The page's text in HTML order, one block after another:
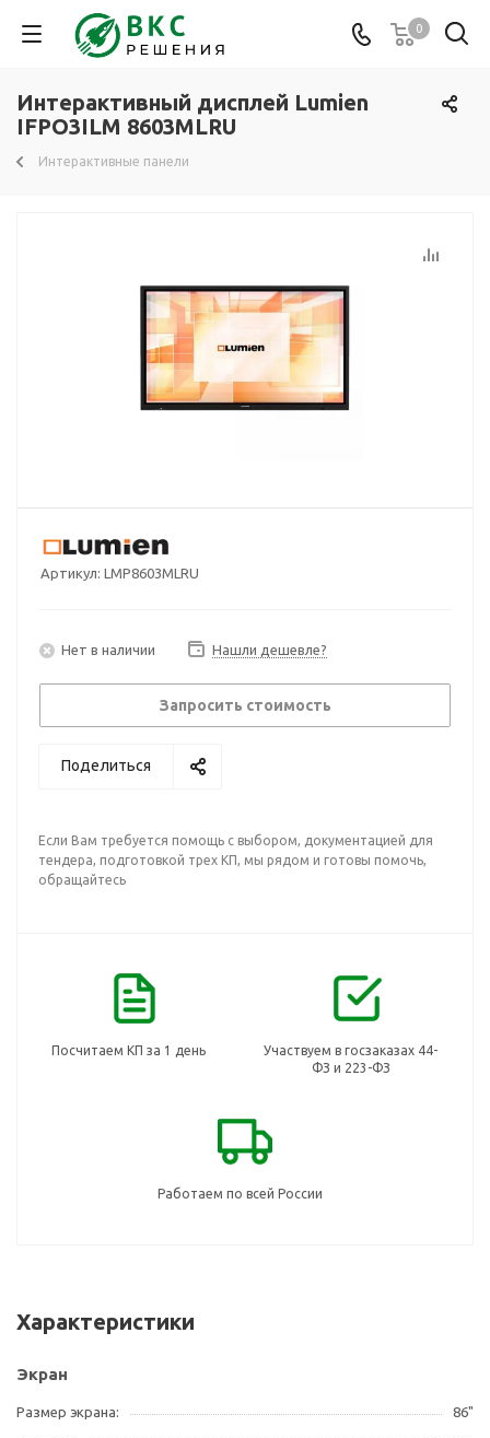
0
Интерактивный дисплей Lumien
IFPO3ILM 8603MLRU
Интерактивные панели
Артикул: LMP8603MLRU
Нет в наличии Нашли дешевле?
Запросить стоимость
Поделиться
Если Вам требуется помощь с выбором, документацией для
тендера, подготовкой трех КП, мы рядом и готовы помочь,
обращайтесь
Посчитаем КП за 1 день
Участвуем в госзаказах 44-
ФЗ и 223-ФЗ
Работаем по всей России
Характеристики
Экран
Размер экрана 86"